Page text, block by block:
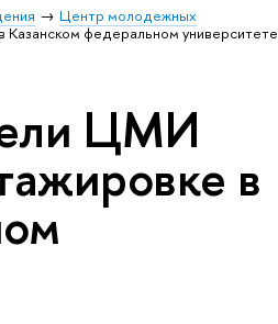
Центр молодежных
федеральном университете
ЦМИ
в